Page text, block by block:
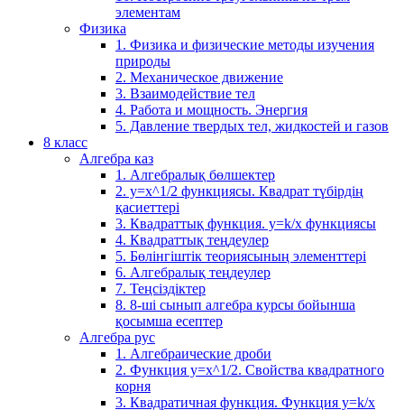
элементам
Физика
1. Физика и физические методы изучения
природы
2. Механическое движение
3. Взаимодействие тел
4. Работа и мощность. Энергия
5. Давление твердых тел, жидкостей и газов
8 класс
Алгебра каз
1. Алгебралық бөлшектер
2. у=х^1/2 функциясы. Квадрат түбірдің
қасиеттері
3. Квадраттық функция. у=k/x функциясы
4. Квадраттық теңдеулер
5. Бөлінгіштік теориясының элементтері
6. Алгебралық теңдеулер
7. Теңсіздіктер
8. 8-ші сынып алгебра курсы бойынша
қосымша есептер
Алгебра рус
1. Алгебраические дроби
2. Функция y=x^1/2. Свойства квадратного
корня
3. Квадратичная функция. Функция у=k/x